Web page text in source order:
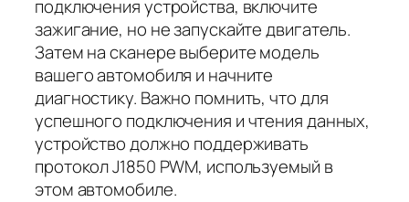
подключения устройства, включите
зажигание, но не запускайте двигатель.
Затем на сканере выберите модель
вашего автомобиля и начните
диагностику. Важно помнить, что для
успешного подключения и чтения данных,
устройство должно поддерживать
протокол J1850 PWM, используемый в
этом автомобиле.